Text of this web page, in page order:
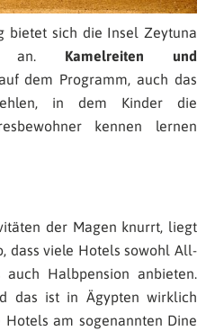
bietet sich die Insel Zeytuna
an. Kamelreiten und
dem Programm, auch das
in dem Kinder die
kennen lernen
der Magen knurrt, liegt
dass viele Hotels sowohl All-
Halbpension anbieten.
das ist in Ägypten wirklich
am sogenannten Dine